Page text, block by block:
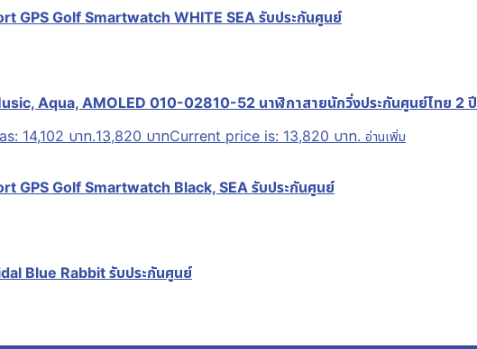
GPS Golf Smartwatch WHITE SEA รับประกันศูนย์
Aqua, AMOLED 010-02810-52 นาฬิกาสายนักวิ่งประกันศูนย์ไทย 2 ปี
14,102 บาท.13,820 บาทCurrent price is: 13,820 บาท. อ่านเพิ่ม
GPS Golf Smartwatch Black, SEA รับประกันศูนย์
Blue Rabbit รับประกันศูนย์